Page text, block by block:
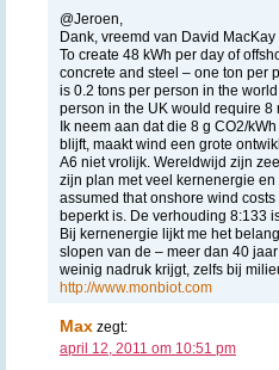
@Jeroen,
Dank, vreemd van David
To create 48 kWh per day of
concrete and steel – one ton per
is 0.2 tons per person in the
person in the UK would require 8
Ik neem aan dat die 8 g CO2/
blijft, maakt wind een grote
A6 niet vrolijk. Wereldwijd zijn
zijn plan met veel kernenergie en
assumed that onshore wind
beperkt is. De verhouding 8:133
Bij kernenergie lijkt me het
slopen van de – meer dan 40
weinig nadruk krijgt, zelfs bij
http://www.monbiot.com
Max zegt:
april 12, 2011 om 10:51 pm